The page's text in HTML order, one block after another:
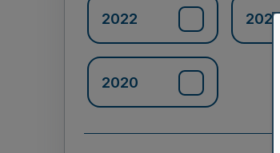
2022 2021
2020